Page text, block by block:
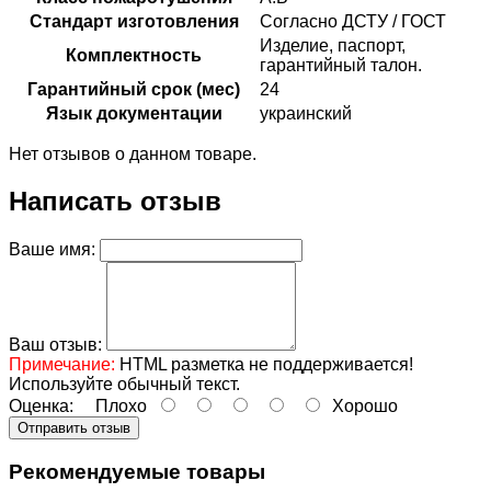
Стандарт изготовления
Согласно ДСТУ / ГОСТ
Комплектность
Изделие, паспорт,
гарантийный талон.
Гарантийный срок (мес)
24
Язык документации
украинский
Нет отзывов о данном товаре.
Написать отзыв
Ваше имя:
Ваш отзыв:
Примечание: HTML разметка не поддерживается!
Используйте обычный текст.
Оценка: Плохо Хорошо
Отправить отзыв
Рекомендуемые товары